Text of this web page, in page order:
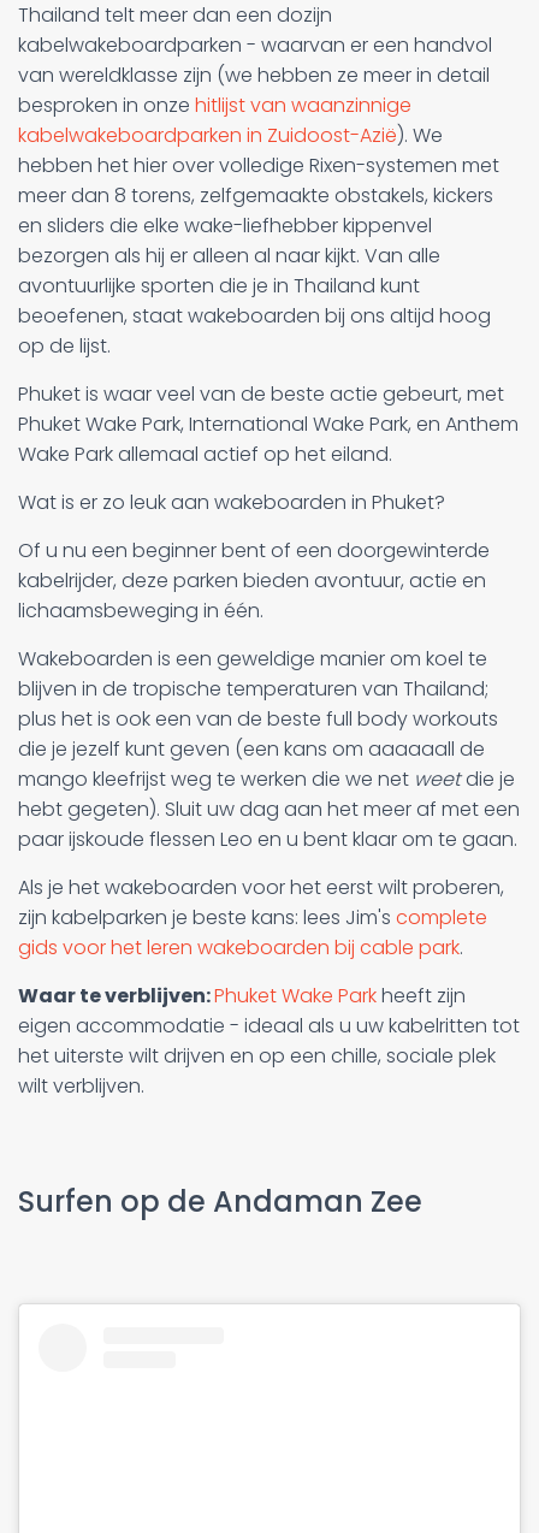
Thailand telt meer dan een dozijn
kabelwakeboardparken - waarvan er een handvol
van wereldklasse zijn (we hebben ze meer in detail
besproken in onze hitlijst van waanzinnige
kabelwakeboardparken in Zuidoost-Azië). We
hebben het hier over volledige Rixen-systemen met
meer dan 8 torens, zelfgemaakte obstakels, kickers
en sliders die elke wake-liefhebber kippenvel
bezorgen als hij er alleen al naar kijkt. Van alle
avontuurlijke sporten die je in Thailand kunt
beoefenen, staat wakeboarden bij ons altijd hoog
op de lijst.
Phuket is waar veel van de beste actie gebeurt, met
Phuket Wake Park, International Wake Park, en Anthem
Wake Park allemaal actief op het eiland.
Wat is er zo leuk aan wakeboarden in Phuket?
Of u nu een beginner bent of een doorgewinterde
kabelrijder, deze parken bieden avontuur, actie en
lichaamsbeweging in één.
Wakeboarden is een geweldige manier om koel te
blijven in de tropische temperaturen van Thailand;
plus het is ook een van de beste full body workouts
die je jezelf kunt geven (een kans om aaaaaall de
mango kleefrijst weg te werken die we net weetdie je
hebt gegeten). Sluit uw dag aan het meer af met een
paar ijskoude flessen Leo en u bent klaar om te gaan.
Als je het wakeboarden voor het eerst wilt proberen,
zijn kabelparken je beste kans: lees Jim's complete
gids voor het leren wakeboarden bij cable park.
Waar te verblijven:Phuket Wake Parkheeft zijn
eigen accommodatie - ideaal als u uw kabelritten tot
het uiterste wilt drijven en op een chille, sociale plek
wilt verblijven.
Surfen op de Andaman Zee